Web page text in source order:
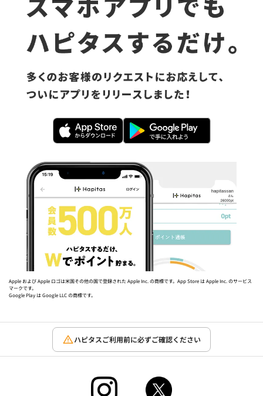
Apple および Apple ロゴは米国その他の国で登録された Apple Inc. の商標です。App Store は Apple Inc. のサービス
マークです。
Google Play は Google LLC の商標です。
ハピタスご利用前に必ずご確認ください